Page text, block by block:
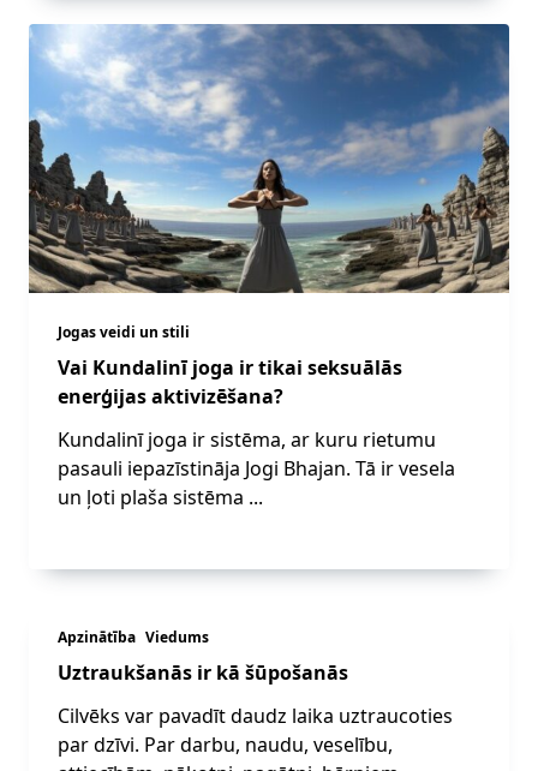
Jogas veidi un stili
Vai Kundalinī joga ir tikai seksuālās
enerģijas aktivizēšana?
Kundalinī joga ir sistēma, ar kuru rietumu
pasauli iepazīstināja Jogi Bhajan. Tā ir vesela
un ļoti plaša sistēma ...
Apzinātība Viedums
Uztraukšanās ir kā šūpošanās
Cilvēks var pavadīt daudz laika uztraucoties
par dzīvi. Par darbu, naudu, veselību,